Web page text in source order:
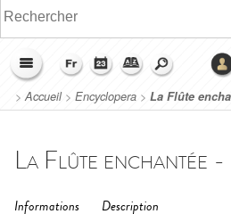
>Accueil> Encyclopera > La Flûte
2012)
Informations Description